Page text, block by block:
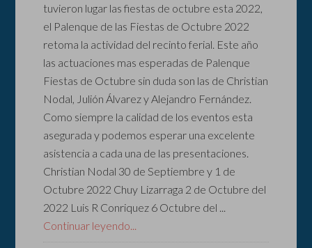
tuvieron lugar las fiestas de octubre esta 2022,
el Palenque de las Fiestas de Octubre 2022
retoma la actividad del recinto ferial. Este año
las actuaciones mas esperadas de Palenque
Fiestas de Octubre sin duda son las de Christian
Nodal, Julión Álvarez y Alejandro Fernández.
Como siempre la calidad de los eventos esta
asegurada y podemos esperar una excelente
asistencia a cada una de las presentaciones.
Christian Nodal 30 de Septiembre y 1 de
Octubre 2022 Chuy Lizarraga 2 de Octubre del
2022 Luis R Conriquez 6 Octubre del ...
Continuar leyendo...